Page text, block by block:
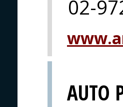
02-
AUTO